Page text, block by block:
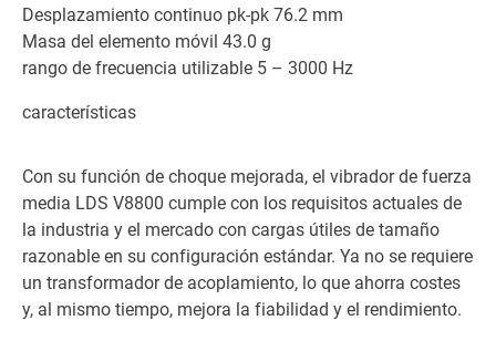
Desplazamiento continuo pk-pk 76.2 mm
Masa del elemento móvil 43.0 g
rango de frecuencia utilizable 5 – 3000 Hz
características
Con su función de choque mejorada, el vibrador de fuerza
media LDS V8800 cumple con los requisitos actuales de
la industria y el mercado con cargas útiles de tamaño
razonable en su configuración estándar. Ya no se requiere
un transformador de acoplamiento, lo que ahorra costes
y, al mismo tiempo, mejora la fiabilidad y el rendimiento.